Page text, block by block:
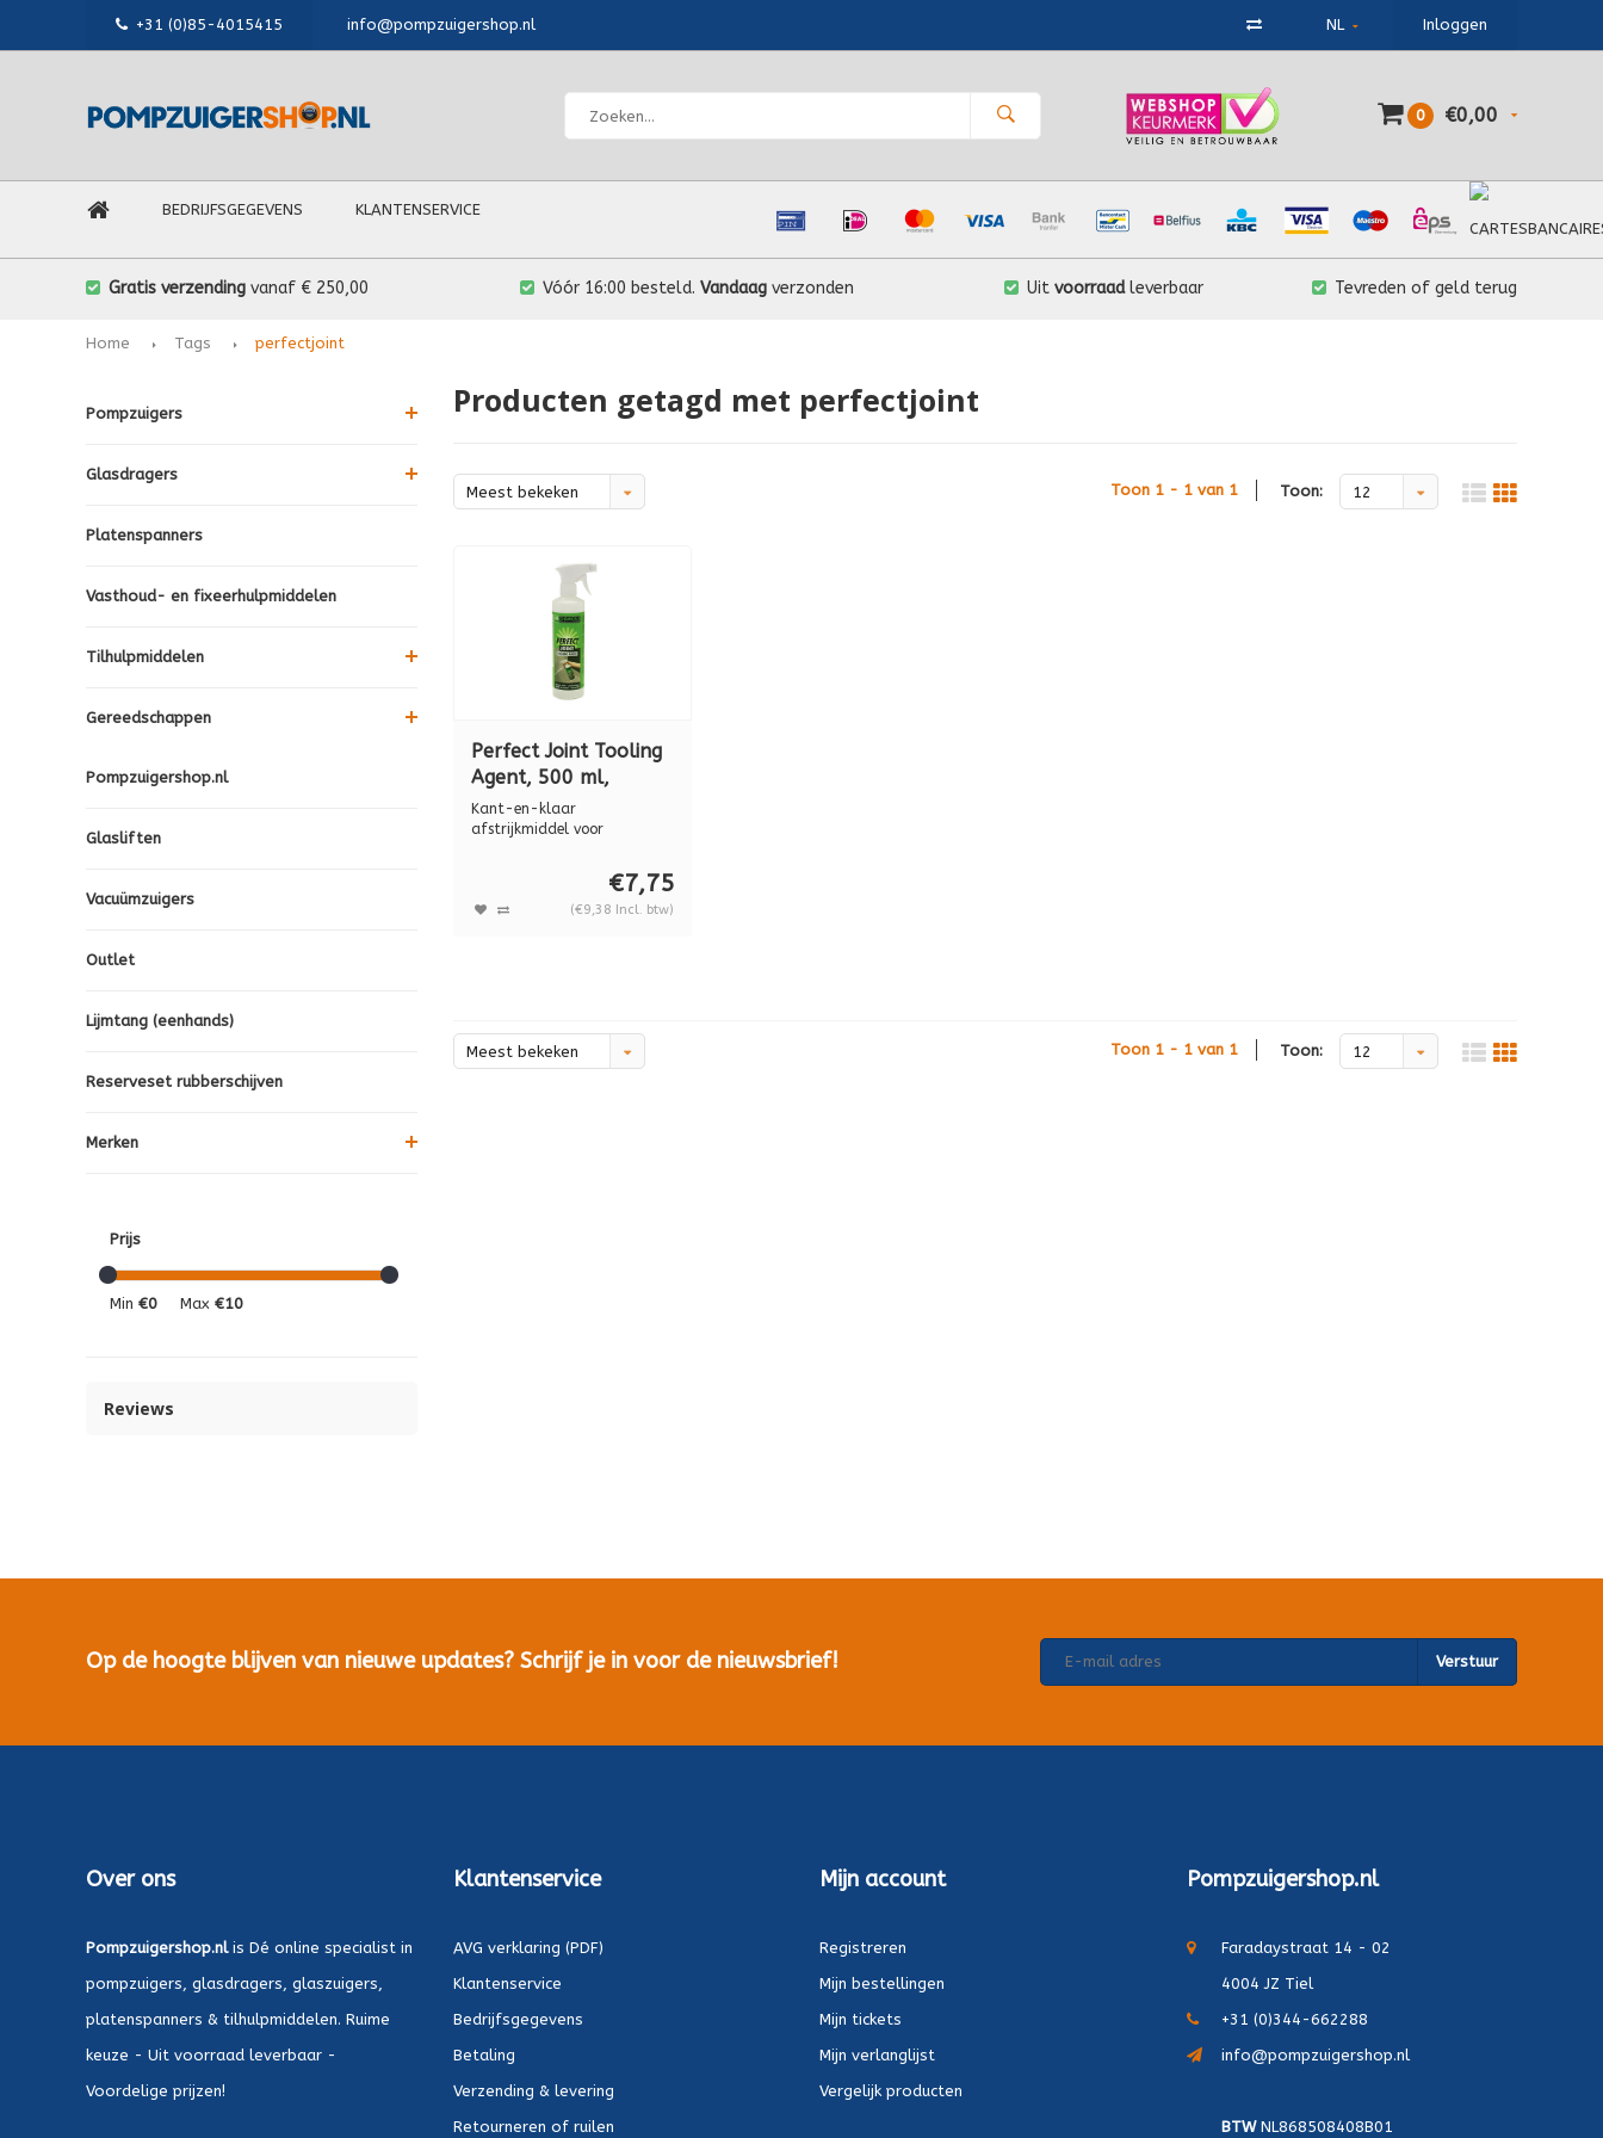
+31 (0)85-4015415 info@pompzuigershop.nl NL Inloggen
0 €0,00
BEDRIJFSGEGEVENS KLANTENSERVICE
Gratis verzending vanaf € 250,00 Vóór 16:00 besteld. Vandaag verzonden Uit voorraadleverbaar Tevreden of geld terug
Home Tags perfectjoint
Pompzuigers
Glasdragers
Platenspanners
Vasthoud- en fixeerhulpmiddelen
Tilhulpmiddelen
Gereedschappen
Pompzuigershop.nl
Glasliften
Vacuümzuigers
Outlet
Lijmtang (eenhands)
Reserveset rubberschijven
Merken
Prijs
Min €0 Max €10
Reviews
Producten getagd met perfectjoint
Meest bekeken Toon 1 - 1 van 1 Toon: 12
Perfect Joint Tooling
Agent, 500 ml,
P120.19.004
Kant-en-klaar
afstrijkmiddel voor
€7,75
(€9,38 Incl. btw)
Meest bekeken Toon 1 - 1 van 1 Toon: 12
Op de hoogte blijven van nieuwe updates? Schrijf je in voor de nieuwsbrief! Verstuur
Over ons
Pompzuigershop.nlis Dé online specialist in
pompzuigers, glasdragers, glaszuigers,
platenspanners & tilhulpmiddelen. Ruime
keuze - Uit voorraad leverbaar -
Voordelige prijzen!
Klantenservice
AVG verklaring (PDF)
Klantenservice
Bedrijfsgegevens
Betaling
Verzending & levering
Retourneren of ruilen
Mijn account
Registreren
Mijn bestellingen
Mijn tickets
Mijn verlanglijst
Vergelijk producten
Pompzuigershop.nl
Faradaystraat 14 - 02
4004 JZ Tiel
+31 (0)344-662288
info@pompzuigershop.nl
BTWNL868508408B01